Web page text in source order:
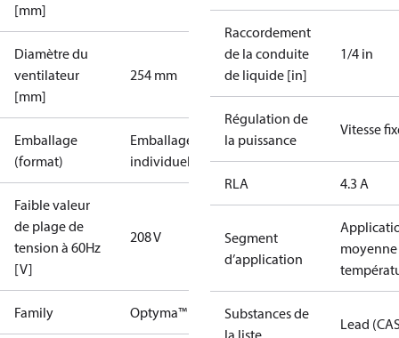
[mm]
Diamètre du
ventilateur
[mm]
254 mm
Emballage
(format)
Emballage
individuel
Faible valeur
de plage de
tension à 60Hz
[V]
208 V
Family Optyma™
Raccordement
de la conduite
de liquide [in]
1/4 in
Régulation de
la puissance
Vitesse
RLA 4.3 A
Segment
d’application
moyenne
Substances de
la liste
Lead